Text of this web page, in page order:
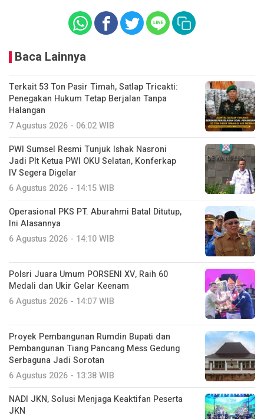
Baca Lainnya
Terkait 53 Ton Pasir Timah, Satlap Tricakti:
Penegakan Hukum Tetap Berjalan Tanpa
Halangan
7 Agustus 2026 - 06:02 WIB
PWI Sumsel Resmi Tunjuk Ishak Nasroni
Jadi Plt Ketua PWI OKU Selatan, Konferkap
IV Segera Digelar
6 Agustus 2026 - 14:15 WIB
Operasional PKS PT. Aburahmi Batal Ditutup,
Ini Alasannya
6 Agustus 2026 - 14:10 WIB
Polsri Juara Umum PORSENI XV, Raih 60
Medali dan Ukir Gelar Keenam
6 Agustus 2026 - 14:07 WIB
Proyek Pembangunan Rumdin Bupati dan
Pembangunan Tiang Pancang Mess Gedung
Serbaguna Jadi Sorotan
6 Agustus 2026 - 13:38 WIB
NADI JKN, Solusi Menjaga Keaktifan Peserta
JKN